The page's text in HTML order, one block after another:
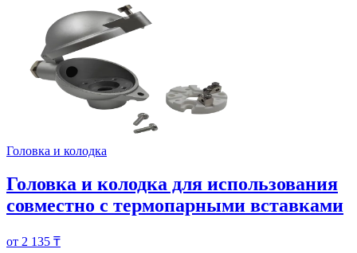
Головка и колодка
Головка и колодка для использования
совместно с термопарными вставками
от 2 135 ₸